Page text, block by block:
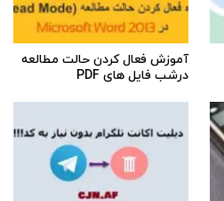
آموزش فعال کردن حالت مطالعه
درشب فایل های PDF